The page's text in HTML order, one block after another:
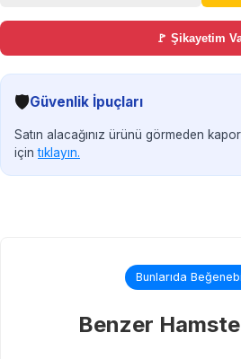
🚩 Şikayetim
🛡️Güvenlik İpuçları
Satın alacağınız ürünü görmeden
içintıklayın.
Bunlarıda
Benzer